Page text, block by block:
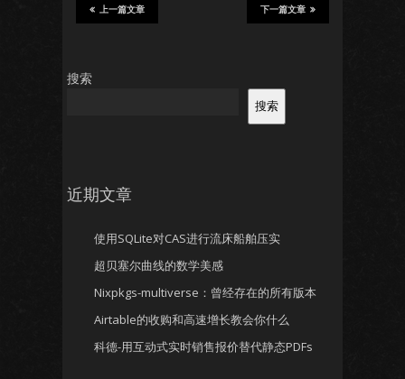
下一篇文章
上一篇文章
搜索
搜索
近期文章
使用SQLite对CAS进行流床船舶压实
超贝塞尔曲线的数学美感
Nixpkgs-multiverse：曾经存在的所有版本
Airtable的收购和高速增长教会你什么
科德-用互动式实时销售报价替代静态PDFs